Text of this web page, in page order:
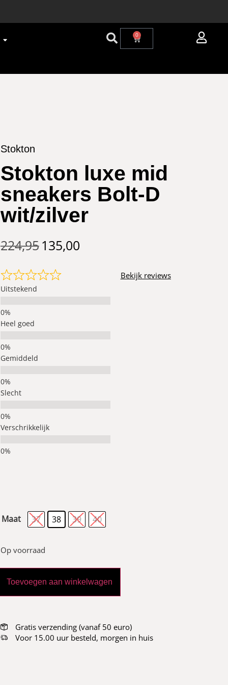
0
Stokton
Stokton luxe mid
sneakers Bolt-D
wit/zilver
224,95135,00
Uitstekend
Heel goed
Gemiddeld
Slecht
Verschrikkelijk
Bekijk reviews
Maat 37 38 39 40
Op voorraad
Toevoegen aan winkelwagen
Gratis verzending (vanaf 50 euro)
Voor 15.00 uur besteld, morgen in huis